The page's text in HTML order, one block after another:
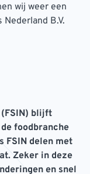
wij weer een
B.V.
blijft
foodbranche
FSIN delen met
Zeker in deze
en snel